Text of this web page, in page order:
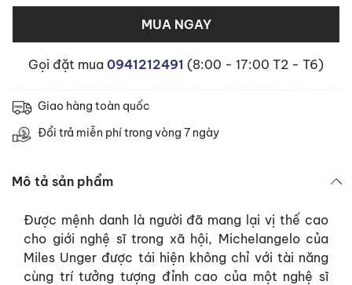
MUA NGAY
Gọi đặt mua 0941212491 (8:00 - 17:00 T2 - T6)
Giao hàng toàn quốc
Đổi trả miễn phí trong vòng 7 ngày
Mô tả sản phẩm
Được mệnh danh là người đã mang lại vị thế cao
cho giới nghệ sĩ trong xã hội, Michelangelo của
Miles Unger được tái hiện không chỉ với tài năng
cùng trí tưởng tượng đỉnh cao của một nghệ sĩ